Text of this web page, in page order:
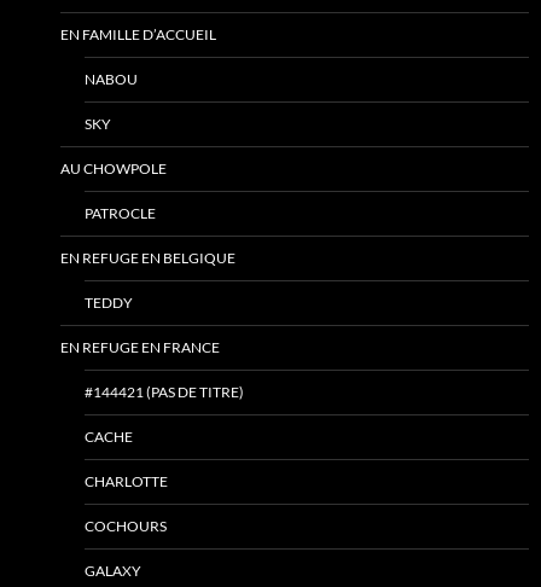
EN FAMILLE D’ACCUEIL
NABOU
SKY
AU CHOWPOLE
PATROCLE
EN REFUGE EN BELGIQUE
TEDDY
EN REFUGE EN FRANCE
#144421 (PAS DE TITRE)
CACHE
CHARLOTTE
COCHOURS
GALAXY